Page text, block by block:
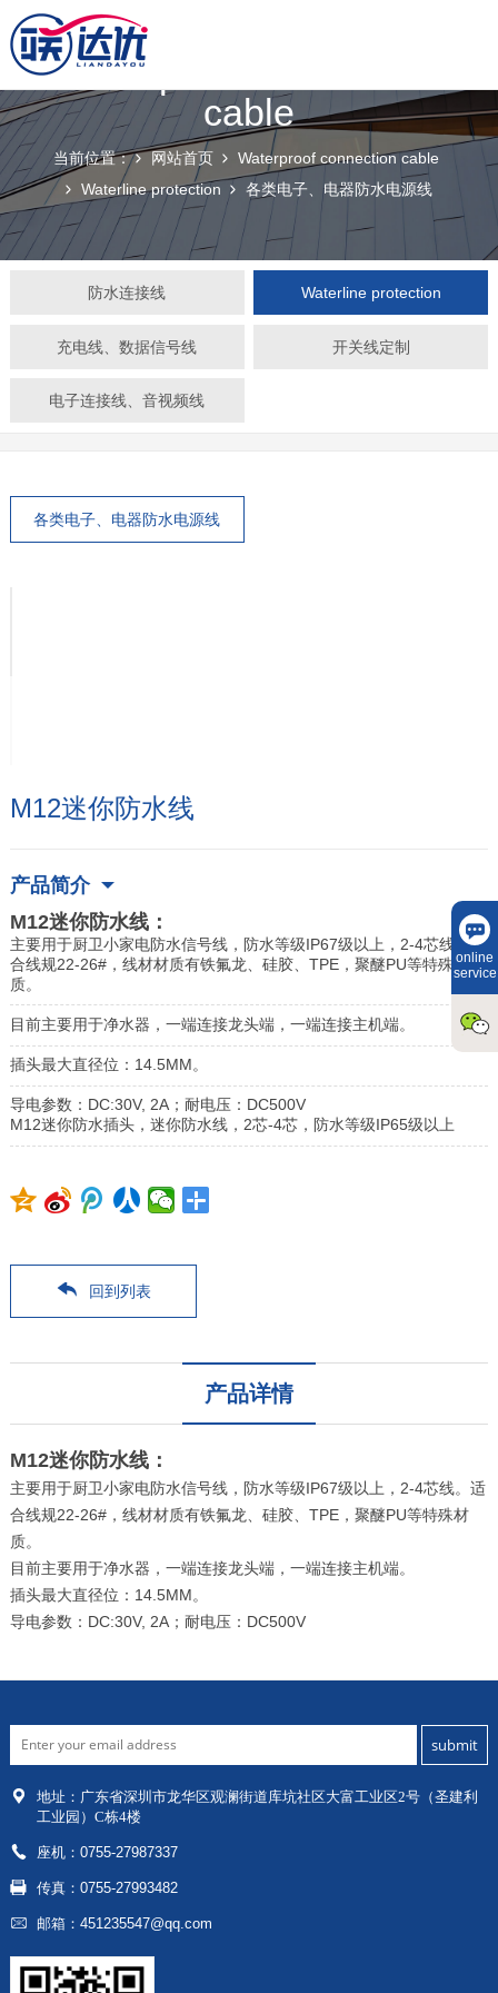
Waterproof connection
cable
当前位置： 网站首页
Waterproof connection cable
Waterline protection
各类电子、电器防水电源线
防水连接线 Waterline protection
充电线、数据信号线 开关线定制
电子连接线、音视频线
各类电子、电器防水电源线
M12迷你防水线
产品简介
M12迷你防水线：
主要用于厨卫小家电防水信号线，防水等级IP67级以上，2-4芯线。适
合线规22-26#，线材材质有铁氟龙、硅胶、TPE，聚醚PU等特殊材
质。
目前主要用于净水器，一端连接龙头端，一端连接主机端。
插头最大直径位：14.5MM。
导电参数：DC:30V, 2A；耐电压：DC500V
M12迷你防水插头，迷你防水线，2芯-4芯，防水等级IP65级以上
回到列表
产品详情
M12迷你防水线：
主要用于厨卫小家电防水信号线，防水等级IP67级以上，2-4芯线。适
合线规22-26#，线材材质有铁氟龙、硅胶、TPE，聚醚PU等特殊材
质。
目前主要用于净水器，一端连接龙头端，一端连接主机端。
插头最大直径位：14.5MM。
导电参数：DC:30V, 2A；耐电压：DC500V
地址： 广东省深圳市龙华区观澜街道库坑社区大富工业区2号（圣建利
工业园）C栋4楼
座机：0755-27987337
传真：0755-27993482
邮箱：451235547@qq.com
online
service